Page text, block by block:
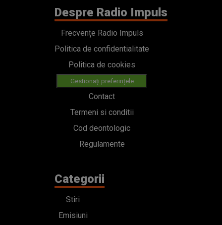
Despre Radio Impuls
Frecvențe Radio Impuls
Politica de confidentialitate
Politica de cookies
Gestionați preferințele
Contact
Termeni si conditii
Cod deontologic
Regulamente
Categorii
Stiri
Emisiuni